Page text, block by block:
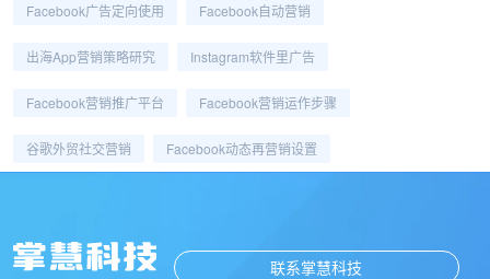
Facebook广告定向使用 Facebook自动营销
出海app营销策略研究 Instagram软件里广告
Facebook营销推广平台 Facebook营销运作步骤
谷歌外贸社交营销 Facebook动态再营销设置
联系掌慧科技